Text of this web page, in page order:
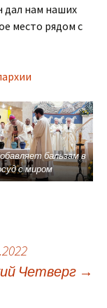
дал нам наших
место рядом с
бальзам в
с миром
Четверг →